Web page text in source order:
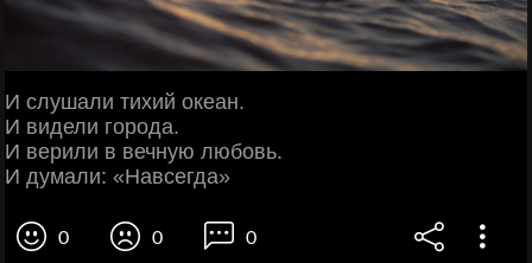
И слушали тихий океан.
И видели города.
И верили в вечную любовь.
И думали: «Навсегда»
0 0 0